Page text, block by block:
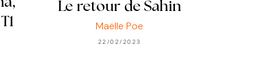
Le retour de Sahin
Maëlle Poe
22/02/2023